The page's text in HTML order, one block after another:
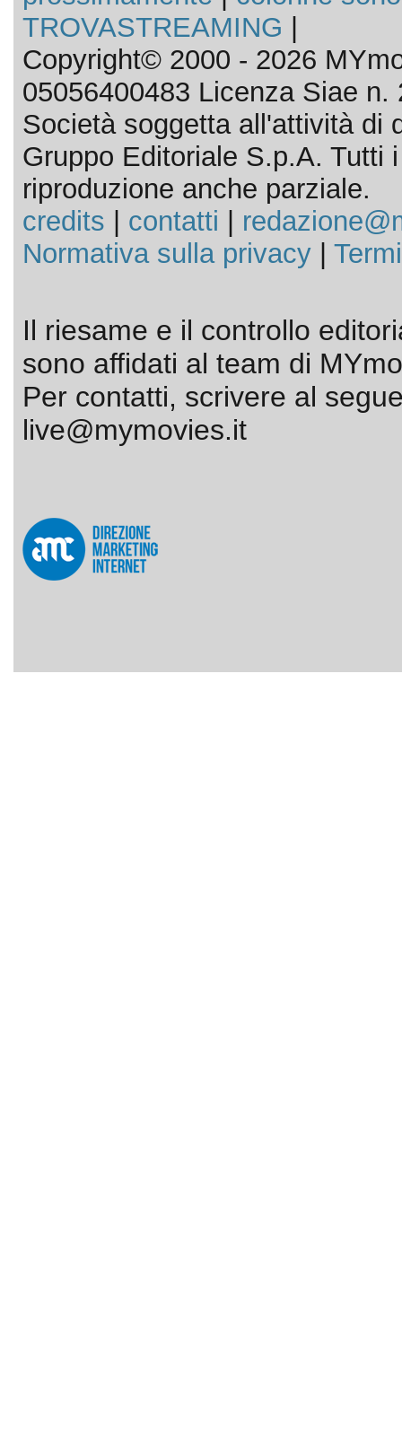
TROVASTREAMING
Copyright© 2000 - 2026
05056400483 Licenza Siae n.
Società soggetta all'attività di
Gruppo Editoriale S.p.A. Tutti
riproduzione anche parziale.
credits
contatti
Normativa sulla privacy|
Il riesame e il controllo
sono affidati al team di
Per contatti, scrivere al
live@mymovies.it